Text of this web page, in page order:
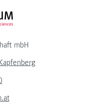
FH JOANNEUM Logo
mbH